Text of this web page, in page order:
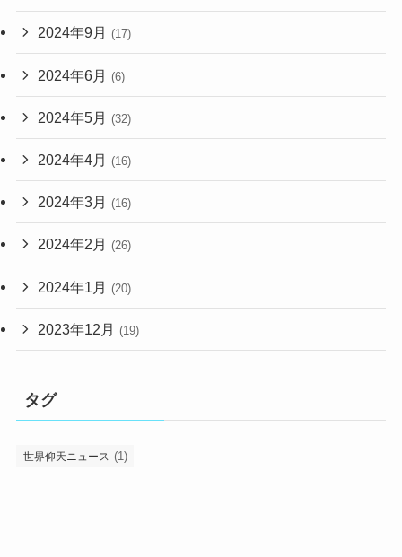
2024年9月 (17)
2024年6月 (6)
2024年5月 (32)
2024年4月 (16)
2024年3月 (16)
2024年2月 (26)
2024年1月 (20)
2023年12月 (19)
タグ
世界仰天ニュース (1)